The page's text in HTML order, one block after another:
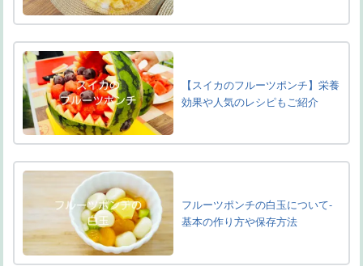
【スイカのフルーツポンチ】栄養
効果や人気のレシピもご紹介
フルーツポンチの白玉について-
基本の作り方や保存方法